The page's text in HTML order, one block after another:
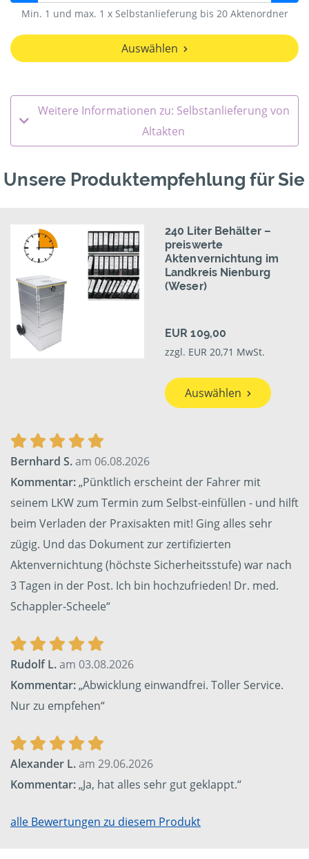
Min. 1 und max. 1 x Selbstanlieferung bis 20 Aktenordner
Auswählen
Weitere Informationen zu: Selbstanlieferung von
Altakten
Unsere Produktempfehlung für Sie
240 Liter Behälter –
preiswerte
Aktenvernichtung im
Landkreis Nienburg
(Weser)
EUR 109,00
zzgl. EUR 20,71 MwSt.
Auswählen
Bernhard S.am 06.08.2026
Kommentar:„Pünktlich erscheint der Fahrer mit
seinem LKW zum Termin zum Selbst-einfüllen - und hilft
beim Verladen der Praxisakten mit! Ging alles sehr
zügig. Und das Dokument zur zertifizierten
Aktenvernichtung (höchste Sicherheitsstufe) war nach
3 Tagen in der Post. Ich bin hochzufrieden! Dr. med.
Schappler-Scheele“
Rudolf L.am 03.08.2026
Kommentar:„Abwicklung einwandfrei. Toller Service.
Nur zu empfehen“
Alexander L.am 29.06.2026
Kommentar:„Ja, hat alles sehr gut geklappt.“
alle Bewertungen zu diesem Produkt